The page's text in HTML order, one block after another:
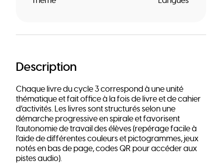
Description
Chaque livre du cycle 3 correspond à une unité
thématique et fait office à la fois de livre et de cahier
d’activités. Les livres sont structurés selon une
démarche progressive en spirale et favorisent
l’autonomie de travail des élèves (repérage facile à
l’aide de différentes couleurs et pictogrammes, jeux
notés en bas de page, codes QR pour accéder aux
pistes audio).